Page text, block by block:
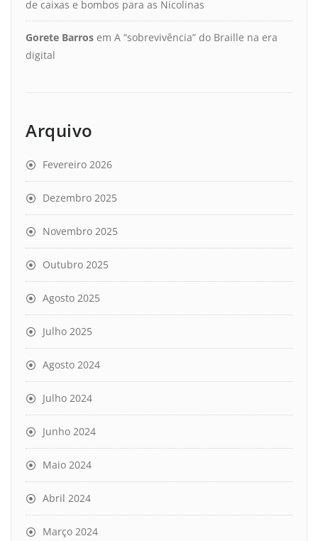
de caixas e bombos para as Nicolinas
Gorete Barros em A “sobrevivência” do Braille na era
digital
Arquivo
Fevereiro 2026
Dezembro 2025
Novembro 2025
Outubro 2025
Agosto 2025
Julho 2025
Agosto 2024
Julho 2024
Junho 2024
Maio 2024
Abril 2024
Março 2024